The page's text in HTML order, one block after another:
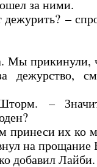
за ними.
–
Мы прикинули,
дежурство,
–
принеси их ко
на прощание
добавил Лайби.